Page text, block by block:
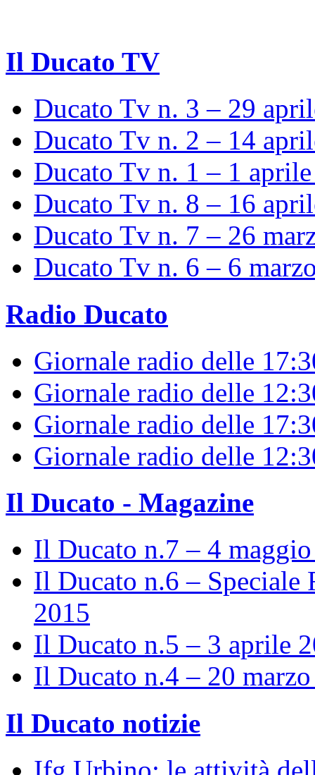
Il Ducato TV
Ducato Tv n. 3 – 29
Ducato Tv n. 2 – 14
Ducato Tv n. 1 – 1
Ducato Tv n. 8 – 16
Ducato Tv n. 7 – 26
Ducato Tv n. 6 – 6
Radio Ducato
Giornale radio delle
Giornale radio delle
Giornale radio delle
Giornale radio delle
Il Ducato - Magazine
Il Ducato n.7 – 4
Il Ducato n.6 – Speciale
2015
Il Ducato n.5 – 3 aprile
Il Ducato n.4 – 20
Il Ducato notizie